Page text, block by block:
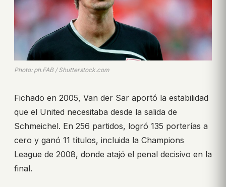
Photo: ph.FAB / Shutterstock.com
Fichado en 2005, Van der Sar aportó la estabilidad
que el United necesitaba desde la salida de
Schmeichel. En 256 partidos, logró 135 porterías a
cero y ganó 11 títulos, incluida la Champions
League de 2008, donde atajó el penal decisivo en la
final.